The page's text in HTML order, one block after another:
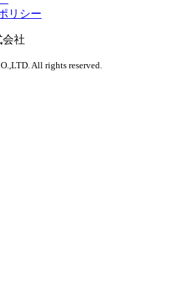
リシー
社
All rights reserved.